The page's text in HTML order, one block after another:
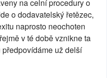
na celní procedury o
o dodavatelský řetězec,
naprosto neochoten
v té době vznikne ta
už delší